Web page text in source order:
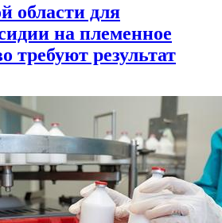
области для
на племенное
требуют результат